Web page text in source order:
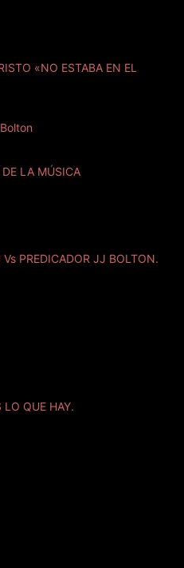
«NO ESTABA EN EL
LA MÚSICA
PREDICADOR JJ BOLTON.
LO QUE HAY.